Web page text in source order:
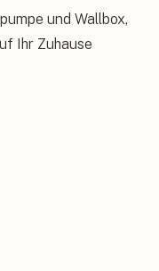
und Wallbox,
Ihr Zuhause